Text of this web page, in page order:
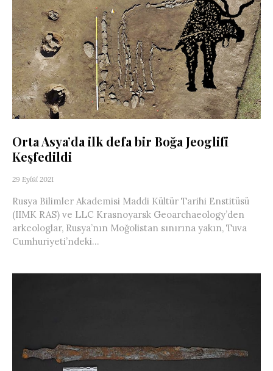
Orta Asya’da ilk defa bir Boğa Jeoglifi
Keşfedildi
29 Eylül 2021
Rusya Bilimler Akademisi Maddi Kültür Tarihi Enstitüsü
(IIMK RAS) ve LLC Krasnoyarsk Geoarchaeology’den
arkeologlar, Rusya’nın Moğolistan sınırına yakın, Tuva
Cumhuriyeti’ndeki...